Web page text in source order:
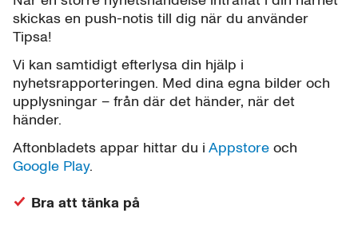
skickas en push-notis till dig när du använder
Tipsa!
Vi kan samtidigt efterlysa din hjälp i
nyhetsrapporteringen. Med dina egna bilder och
upplysningar – från där det händer, när det
händer.
Aftonbladets appar hittar du i Appstore och
Google Play.
Bra att tänka på